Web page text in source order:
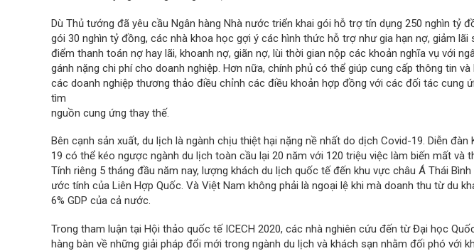
Dù Thủ tướng đã yêu cầu Ngân hàng Nhà nước triển khai gói hỗ trợ tín dụng 250 nghìn tỷ
gói 30 nghìn tỷ đồng, các nhà khoa học gợi ý các hình thức hỗ trợ như gia hạn nợ, giảm lãi
điểm thanh toán nợ hay lãi, khoanh nợ, giãn nợ, lùi thời gian nộp các khoản nghĩa vụ với
gánh nặng chi phí cho doanh nghiệp. Hơn nữa, chính phủ có thể giúp cung cấp thông tin
các doanh nghiệp thương thảo điều chỉnh các điều khoản hợp đồng với các đối tác cung
tìm
nguồn cung ứng thay thế.
Bên cạnh sản xuất, du lịch là ngành chịu thiệt hại nặng nề nhất do dịch Covid-19. Diễn đàn
19 có thể kéo ngược ngành du lịch toàn cầu lại 20 năm với 120 triệu việc làm biến mất và
Tính riêng 5 tháng đầu năm nay, lượng khách du lịch quốc tế đến khu vực châu Á Thái
ước tính của Liên Hợp Quốc. Và Việt Nam không phải là ngoại lệ khi mà doanh thu từ du
6% GDP của cả nước.
Trong tham luận tại Hội thảo quốc tế ICECH 2020, các nhà nghiên cứu đến từ Đại học
hàng bàn về những giải pháp đổi mới trong ngành du lịch và khách sạn nhằm đối phó với